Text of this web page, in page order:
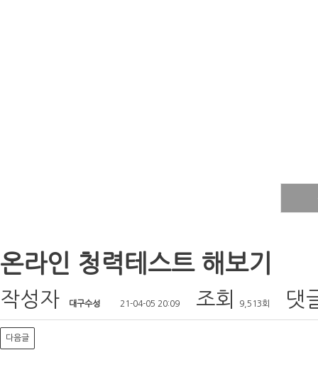
온라인 청력테스트 해보기
작성자 대구수성 21-04-05 20:09 조회 9,513회 댓
다음글